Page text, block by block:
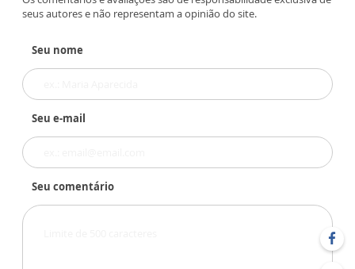
seus autores e não representam a opinião do site.
Seu nome
Seu e-mail
Seu comentário